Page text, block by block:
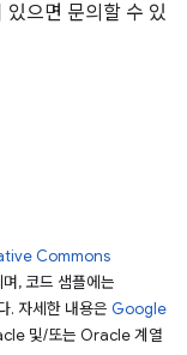
있으면 문의할 수 있
Commons
, 코드 샘플에는
. 자세한 내용은 Google
및/또는 Oracle 계열